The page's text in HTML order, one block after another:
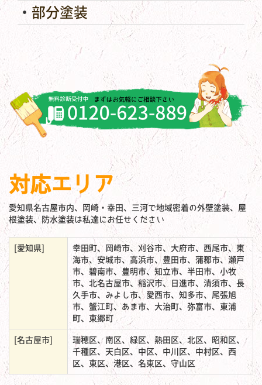
部分塗装
対応エリア
愛知県名古屋市内、岡崎・幸田、三河で地域密着の外壁塗装、屋
根塗装、防水塗装は私達にお任せください
[愛知県]
幸田町、岡崎市、刈谷市、大府市、西尾市、東
海市、安城市、高浜市、豊田市、蒲郡市、瀬戸
市、碧南市、豊明市、知立市、半田市、小牧
市、北名古屋市、稲沢市、日進市、清須市、長
久手市、みよし市、愛西市、知多市、尾張旭
市、蟹江町、あま市、大治町、弥富市、東浦
町、東郷町
[名古屋市]
瑞穂区、南区、緑区、熱田区、北区、昭和区、
千種区、天白区、中区、中川区、中村区、西
区、東区、港区、名東区、守山区